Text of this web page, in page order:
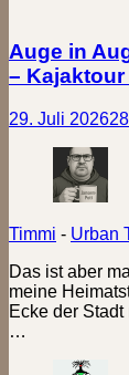
Auge in
–
29. Juli 2026
Timmi - Urban
Das ist aber
meine
Ecke der
…